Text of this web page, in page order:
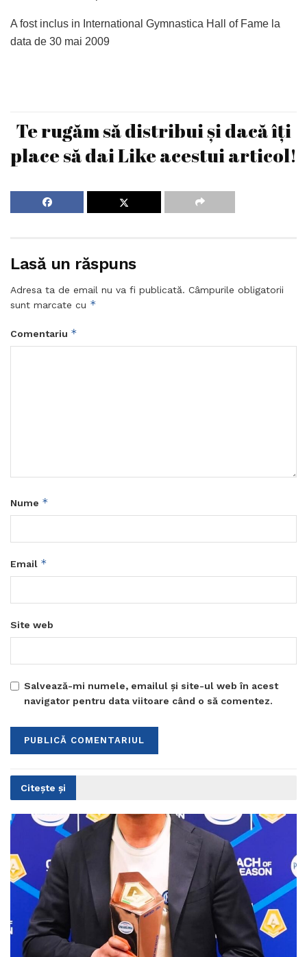
A fost inclus in International Gymnastica Hall of Fame la
data de 30 mai 2009
Te rugăm să distribui și dacă îți
place să dai Like acestui articol!
Lasă un răspuns
Adresa ta de email nu va fi publicată. Câmpurile obligatorii
sunt marcate cu *
Comentariu *
Nume *
Email *
Site web
Salvează-mi numele, emailul și site-ul web în acest
navigator pentru data viitoare când o să comentez.
Citește și